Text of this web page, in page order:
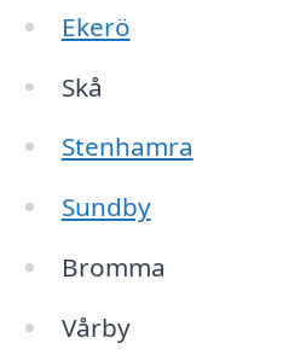
Ekerö
Skå
Stenhamra
Sundby
Bromma
Vårby